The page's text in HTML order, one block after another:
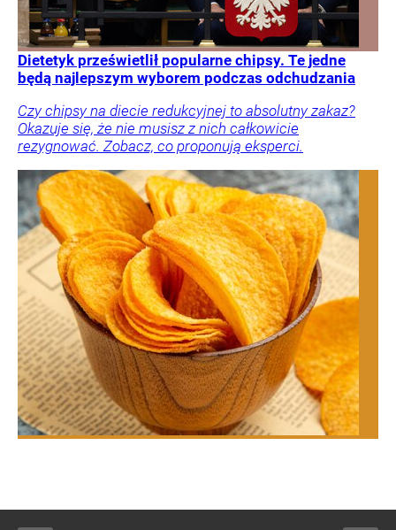
Dietetyk prześwietlił popularne chipsy. Te jedne
będą najlepszym wyborem podczas odchudzania
Czy chipsy na diecie redukcyjnej to absolutny zakaz?
Okazuje się, że nie musisz z nich całkowicie
rezygnować. Zobacz, co proponują eksperci.